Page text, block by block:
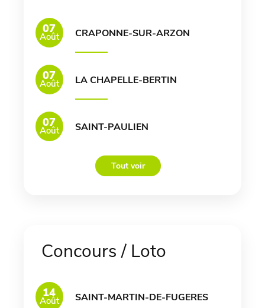
07
Août CRAPONNE-SUR-ARZON
07
Août LA CHAPELLE-BERTIN
07
Août SAINT-PAULIEN
Tout voir
Concours / Loto
14
Août SAINT-MARTIN-DE-FUGERES